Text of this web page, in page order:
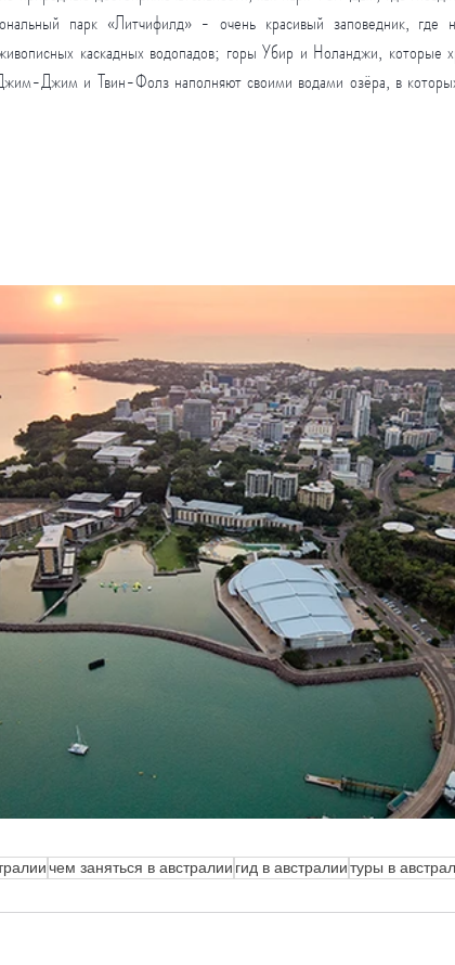
парк «Литчифилд» - очень красивый заповедник, где
каскадных водопадов; горы Убир и Ноланджи, которые
Джим и Твин-Фолз наполняют своими водами озёра, в
чем заняться в австралии гид в австралиитуры в